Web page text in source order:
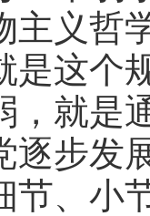
主义哲
是这个
，就是
逐步发
节、小